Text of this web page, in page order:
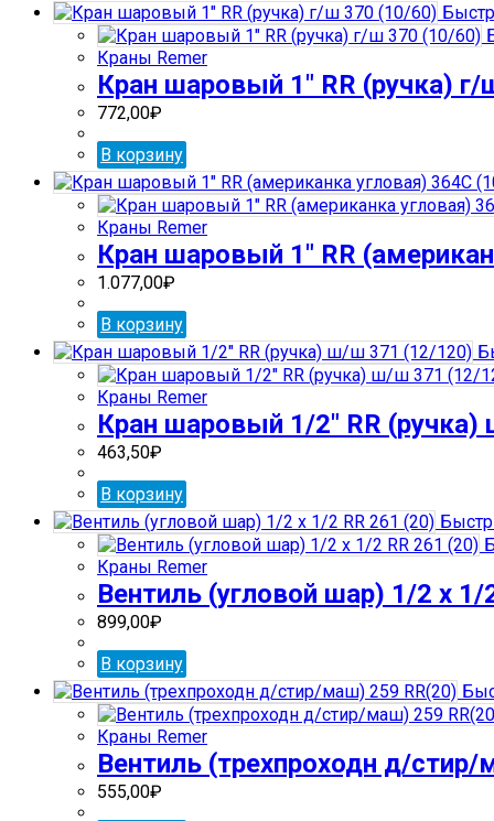
Краны Remer
Кран шаровый 1″ RR (ручка)
772,00₽
В корзину
Краны Remer
Кран шаровый 1″ RR
1.077,00₽
В корзину
Краны Remer
Кран шаровый 1/2″ RR
463,50₽
В корзину
Краны Remer
Вентиль (угловой шар) 1/2 х 1/
899,00₽
В корзину
Краны Remer
Вентиль (трехпроходн д/
555,00₽